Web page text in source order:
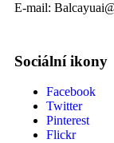
E-mail:
Sociální ikony
Facebook
Twitter
Pinterest
Flickr